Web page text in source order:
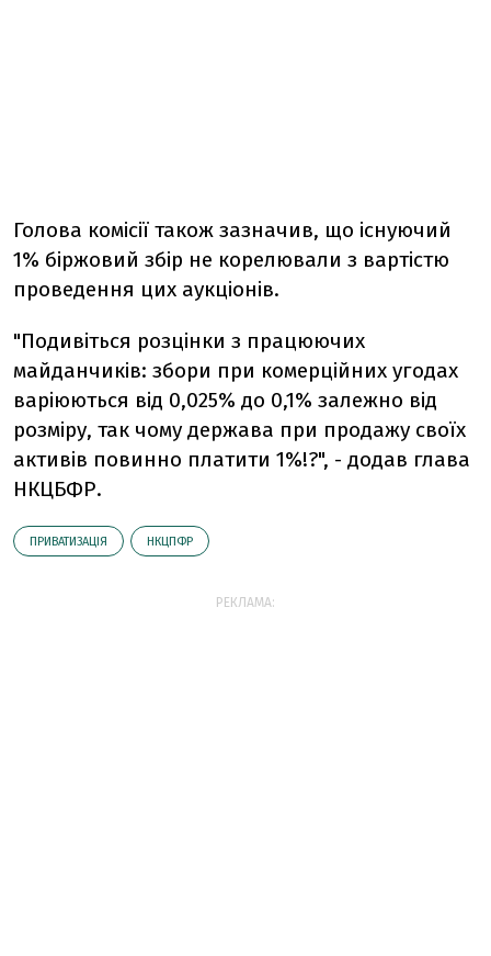
Голова комісії також зазначив, що існуючий
1% біржовий збір не корелювали з вартістю
проведення цих аукціонів.
"Подивіться розцінки з працюючих
майданчиків: збори при комерційних угодах
варіюються від 0,025% до 0,1% залежно від
розміру, так чому держава при продажу своїх
активів повинно платити 1%!?", - додав глава
НКЦБФР.
ПРИВАТИЗАЦІЯ НКЦПФР
РЕКЛАМА: